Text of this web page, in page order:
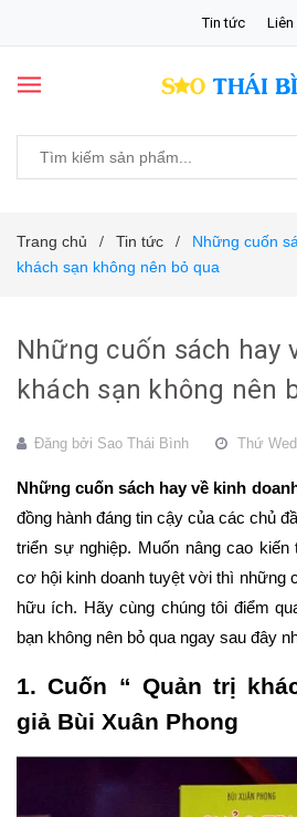
Tin tức Liên
Trang chủ / Tin tức /
Những cuốn
khách sạn không nên bỏ qua
Những cuốn sách hay
khách sạn không nên
Đăng bởi Sao Thái Bình Thứ
Những cuốn sách hay về kinh
đồng hành đáng tin cậy của các chủ
triển sự nghiệp. Muốn nâng cao
cơ hội kinh doanh tuyệt vời thì những
hữu ích. Hãy cùng chúng tôi điểm
bạn không nên bỏ qua ngay sau đây
1. Cuốn “ Quản trị
giả Bùi Xuân Phong